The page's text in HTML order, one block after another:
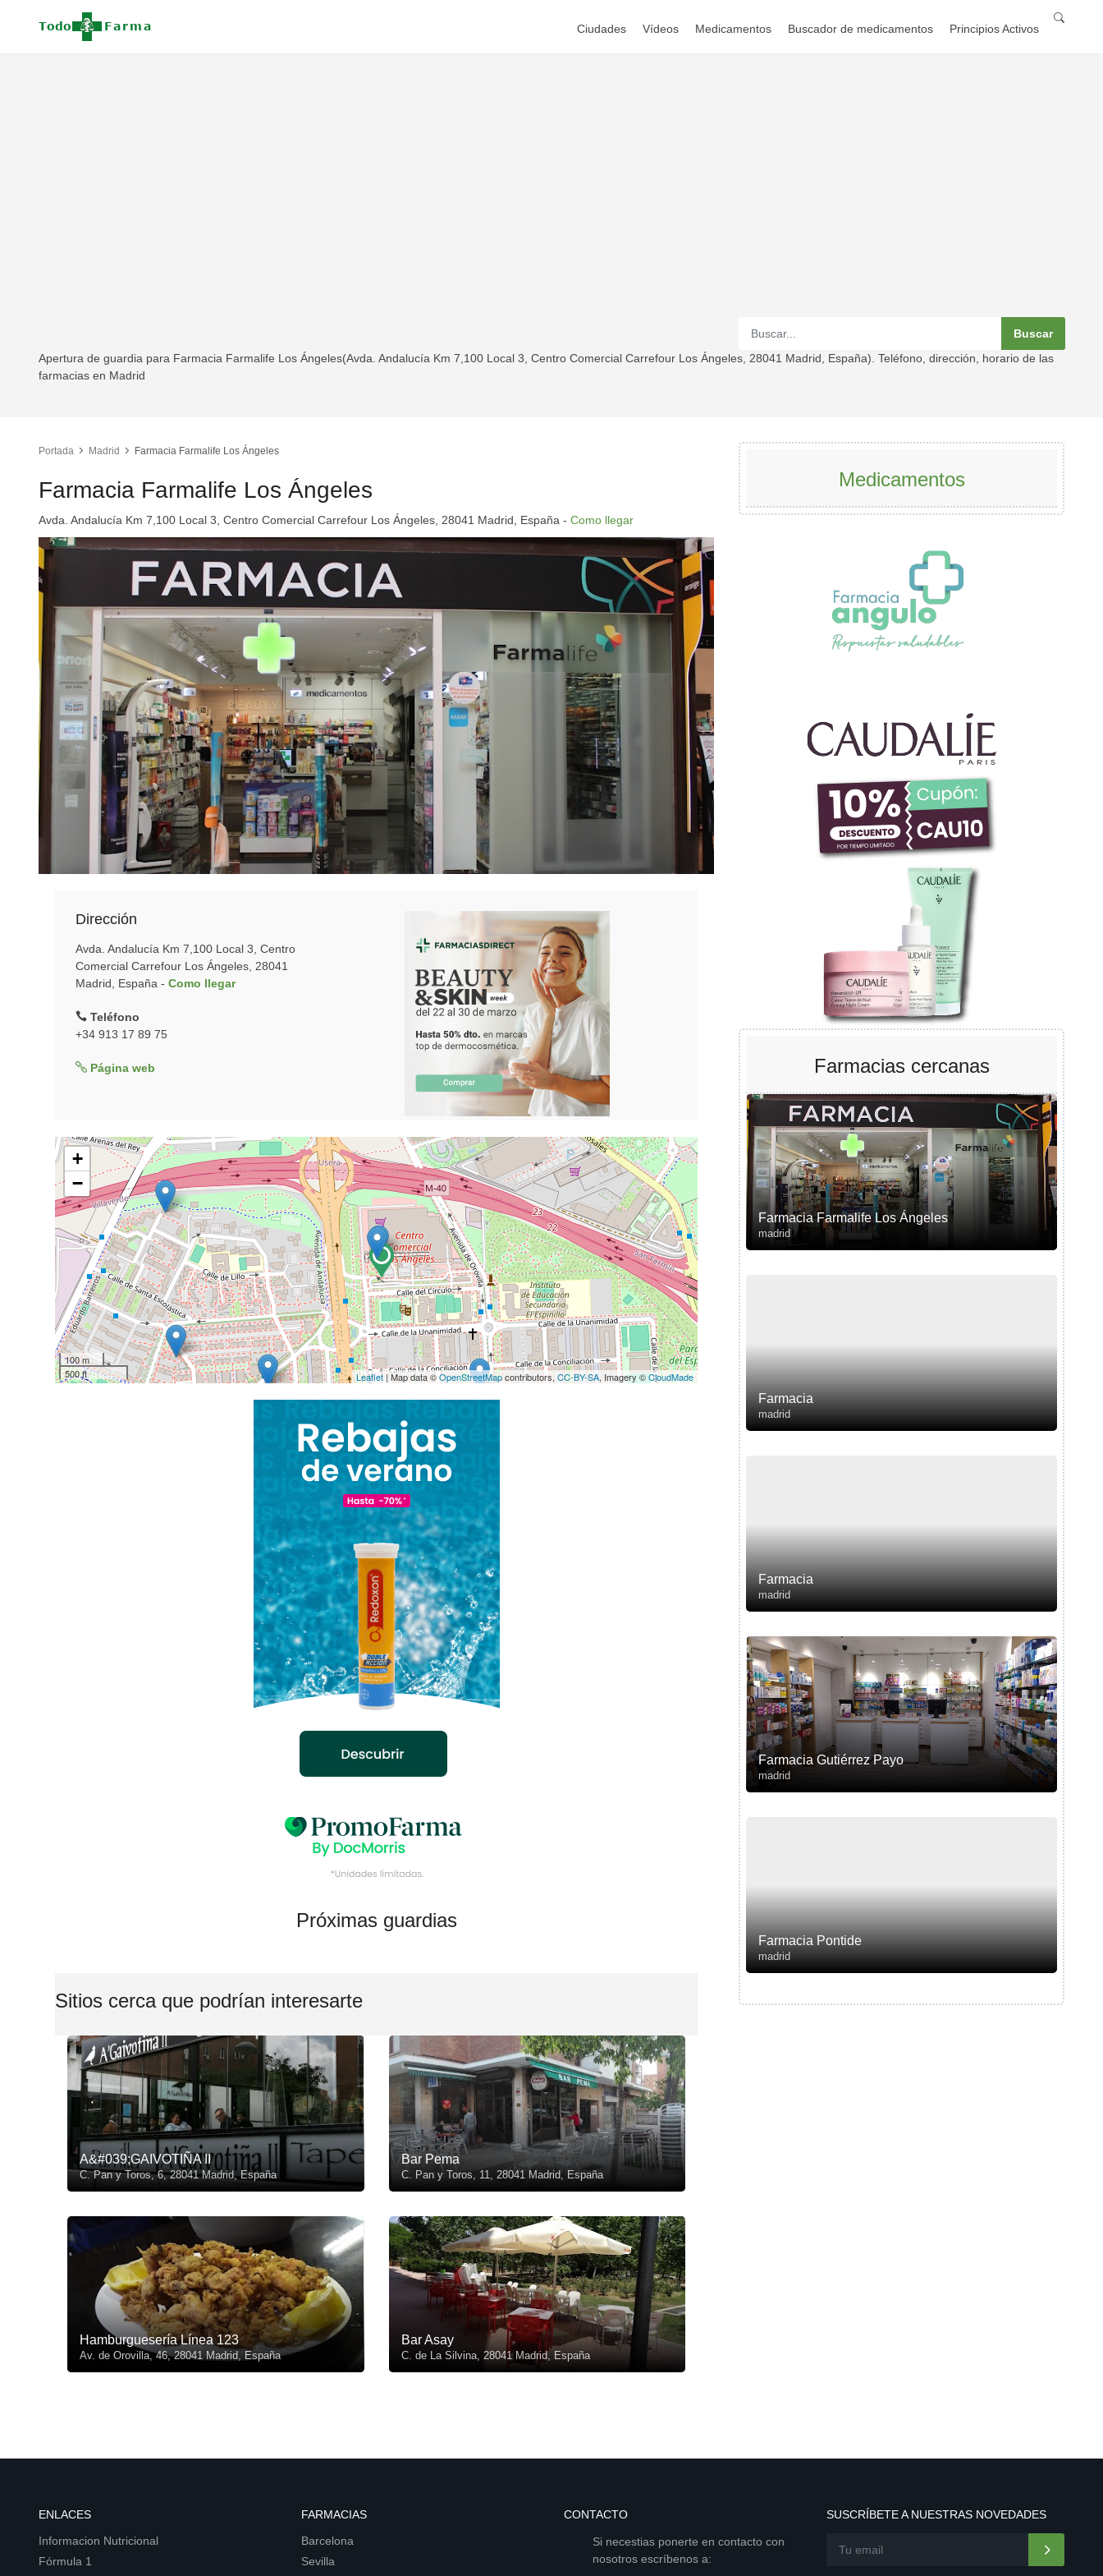
Ciudades Vídeos Medicamentos Buscador de medicamentos Principios Activos
Apertura de guardia para Farmacia Farmalife Los Ángeles(Avda. Andalucía Km 7,100 Local 3, Centro Comercial Carrefour Los Ángeles, 28041 Madrid, España). Teléfono, dirección, horario de las
farmacias en Madrid
Portada Madrid Farmacia Farmalife Los Ángeles
Farmacia Farmalife Los Ángeles
Avda. Andalucía Km 7,100 Local 3, Centro Comercial Carrefour Los Ángeles, 28041 Madrid, España - Como llegar
Dirección
Avda. Andalucía Km 7,100 Local 3, Centro
Comercial Carrefour Los Ángeles, 28041
Madrid, España - Como llegar
Teléfono
+34 913 17 89 75
Página web
+
−
100 m
500 ft
Leaflet| Map data ©OpenStreetMapcontributors,CC-BY-SA, Imagery ©CloudMade
Próximas guardias
Sitios cerca que podrían interesarte
A&#039;GAIVOTIÑA II
C. Pan y Toros, 6, 28041 Madrid, España
Bar Pema
C. Pan y Toros, 11, 28041 Madrid, España
Hamburguesería Línea 123
Av. de Orovilla, 46, 28041 Madrid, España
Bar Asay
C. de La Silvina, 28041 Madrid, España
Medicamentos
Farmacias cercanas
Farmacia Farmalife Los Ángeles
madrid
Farmacia
madrid
Farmacia
madrid
Farmacia Gutiérrez Payo
madrid
Farmacia Pontide
madrid
ENLACES
Informacion Nutricional
Fórmula 1
FARMACIAS
Barcelona
Sevilla
CONTACTO
Si necestias ponerte en contacto con
nosotros escríbenos a:
SUSCRÍBETE A NUESTRAS NOVEDADES